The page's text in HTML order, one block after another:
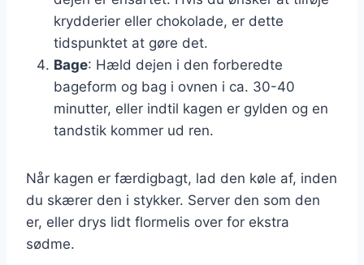
krydderier eller chokolade, er dette
tidspunktet at gøre det.
Bage: Hæld dejen i den forberedte
bageform og bag i ovnen i ca. 30-40
minutter, eller indtil kagen er gylden og en
tandstik kommer ud ren.
Når kagen er færdigbagt, lad den køle af, inden
du skærer den i stykker. Server den som den
er, eller drys lidt flormelis over for ekstra
sødme.